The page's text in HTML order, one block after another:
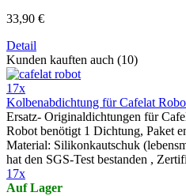
33,90 €
Detail
Kunden kauften auch (10)
17x
Kolbenabdichtung für Cafelat
Ersatz- Originaldichtungen für
Robot benötigt 1 Dichtung, Paket
Material: Silikonkautschuk
hat den SGS-Test bestanden ,
17x
Auf Lager